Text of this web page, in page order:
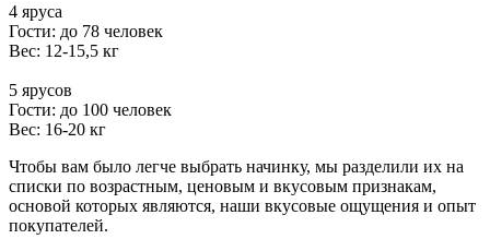
4 яруса
Гости: до 78 человек
Вес: 12-15,5 кг
5 ярусов
Гости: до 100 человек
Вес: 16-20 кг
Чтобы вам было легче выбрать начинку, мы разделили их на
списки по возрастным, ценовым и вкусовым признакам,
основой которых являются, наши вкусовые ощущения и опыт
покупателей.